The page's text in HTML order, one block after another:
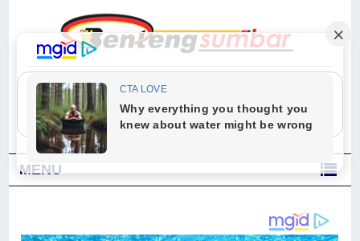
"Sesungguhnya Allah dan para malaikat-Nya berselawat untuk Nabi.
Wahai orang-orang yang beriman, berselawatlah kamu untuk Nabi dan
ucapkanlah salam dengan penuh penghormatan kepadanya." (Qs. Al
Ahzab Ayat 56)
MENU